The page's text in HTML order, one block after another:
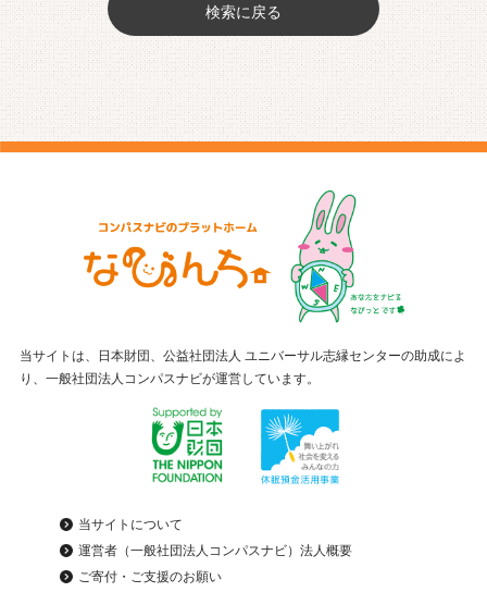
検索に戻る
当サイトは、日本財団、公益社団法人 ユニバーサル志縁センターの助成によ
り、一般社団法人コンパスナビが運営しています。
当サイトについて
運営者（一般社団法人コンパスナビ）法人概要
ご寄付・ご支援のお願い